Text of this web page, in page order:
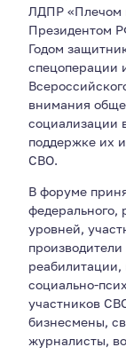
ЛДПР «Плечом
Президентом
Годом
спецоперации
внимания
социализации
поддержке их
СВО.
В форуме
федерального,
уровней,
реабилитации,
социально-
участников
бизнесмены,
журналисты,